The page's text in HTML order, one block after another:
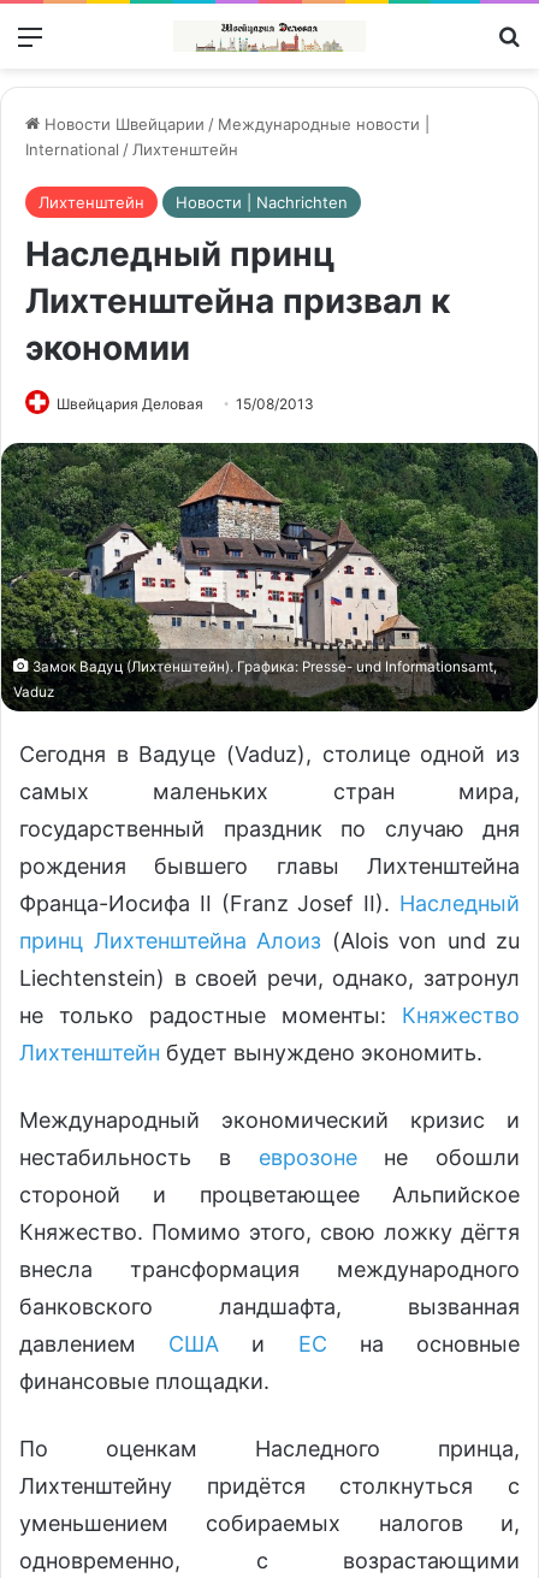
Меню
Новости Швейцарии / Международные новости |
International / Лихтенштейн
Лихтенштейн Новости | Nachrichten
Наследный принц
Лихтенштейна призвал к
экономии
Швейцария Деловая 15/08/2013
Замок Вадуц (Лихтенштейн). Графика: Presse- und Informationsamt,
Vaduz
Сегодня в Вадуце (Vaduz), столице одной из
самых маленьких стран мира,
государственный праздник по случаю дня
рождения бывшего главы Лихтенштейна
Франца-Иосифа II (Franz Josef II). Наследный
принц Лихтенштейна Алоиз (Alois von und zu
Liechtenstein) в своей речи, однако, затронул
не только радостные моменты: Княжество
Лихтенштейн будет вынуждено экономить.
Международный экономический кризис и
нестабильность в еврозонене обошли
стороной и процветающее Альпийское
Княжество. Помимо этого, свою ложку дёгтя
внесла трансформация международного
банковского ландшафта, вызванная
давлением США и ЕС на основные
финансовые площадки.
По оценкам Наследного принца,
Лихтенштейну придётся столкнуться с
уменьшением собираемых налогов и,
одновременно, с возрастающими